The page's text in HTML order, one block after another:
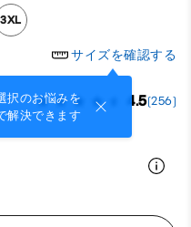
3XL
サイズを確認する
択のお悩みを
解決できます
4.5(256)